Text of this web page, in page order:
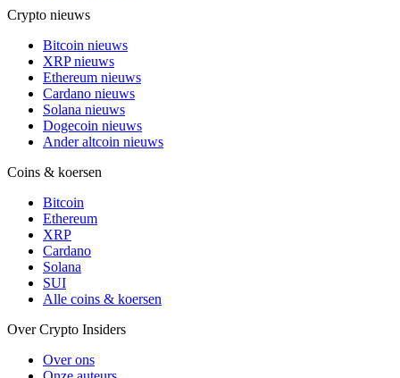
Crypto nieuws
Bitcoin nieuws
XRP nieuws
Ethereum nieuws
Cardano nieuws
Solana nieuws
Dogecoin nieuws
Ander altcoin nieuws
Coins & koersen
Bitcoin
Ethereum
XRP
Cardano
Solana
SUI
Alle coins & koersen
Over Crypto Insiders
Over ons